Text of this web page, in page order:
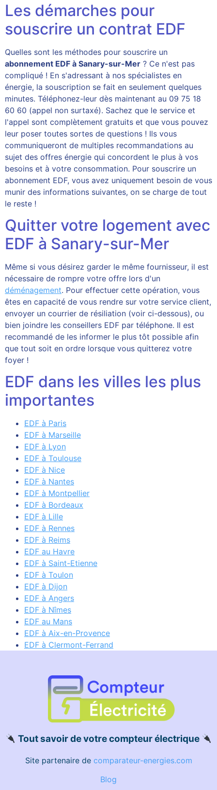
Les démarches pour
souscrire un contrat EDF
Quelles sont les méthodes pour souscrire un
abonnement EDF à Sanary-sur-Mer ? Ce n'est pas
compliqué ! En s'adressant à nos spécialistes en
énergie, la souscription se fait en seulement quelques
minutes. Téléphonez-leur dès maintenant au 09 75 18
60 60 (appel non surtaxé). Sachez que le service et
l'appel sont complètement gratuits et que vous pouvez
leur poser toutes sortes de questions ! Ils vous
communiqueront de multiples recommandations au
sujet des offres énergie qui concordent le plus à vos
besoins et à votre consommation. Pour souscrire un
abonnement EDF, vous avez uniquement besoin de vous
munir des informations suivantes, on se charge de tout
le reste !
Quitter votre logement avec
EDF à Sanary-sur-Mer
Même si vous désirez garder le même fournisseur, il est
nécessaire de rompre votre offre lors d'un
déménagement. Pour effectuer cette opération, vous
êtes en capacité de vous rendre sur votre service client,
envoyer un courrier de résiliation (voir ci-dessous), ou
bien joindre les conseillers EDF par téléphone. Il est
recommandé de les informer le plus tôt possible afin
que tout soit en ordre lorsque vous quitterez votre
foyer !
EDF dans les villes les plus
importantes
EDF à Paris
EDF à Marseille
EDF à Lyon
EDF à Toulouse
EDF à Nice
EDF à Nantes
EDF à Montpellier
EDF à Bordeaux
EDF à Lille
EDF à Rennes
EDF à Reims
EDF au Havre
EDF à Saint-Etienne
EDF à Toulon
EDF à Dijon
EDF à Angers
EDF à Nîmes
EDF au Mans
EDF à Aix-en-Provence
EDF à Clermont-Ferrand
Tout savoir de votre compteur électrique
Site partenaire de comparateur-energies.com
Blog